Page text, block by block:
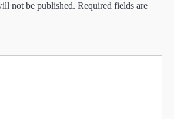
not be published. Required fields are